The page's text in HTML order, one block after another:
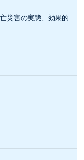
災害の実態、効果的